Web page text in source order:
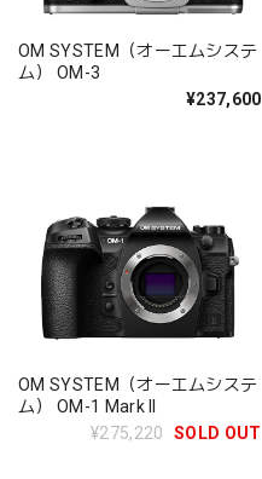
OM SYSTEM（オーエムシステ
ム） OM-3
¥237,600
OM SYSTEM（オーエムシステ
ム） OM-1 Mark II
¥275,220
SOLD OUT